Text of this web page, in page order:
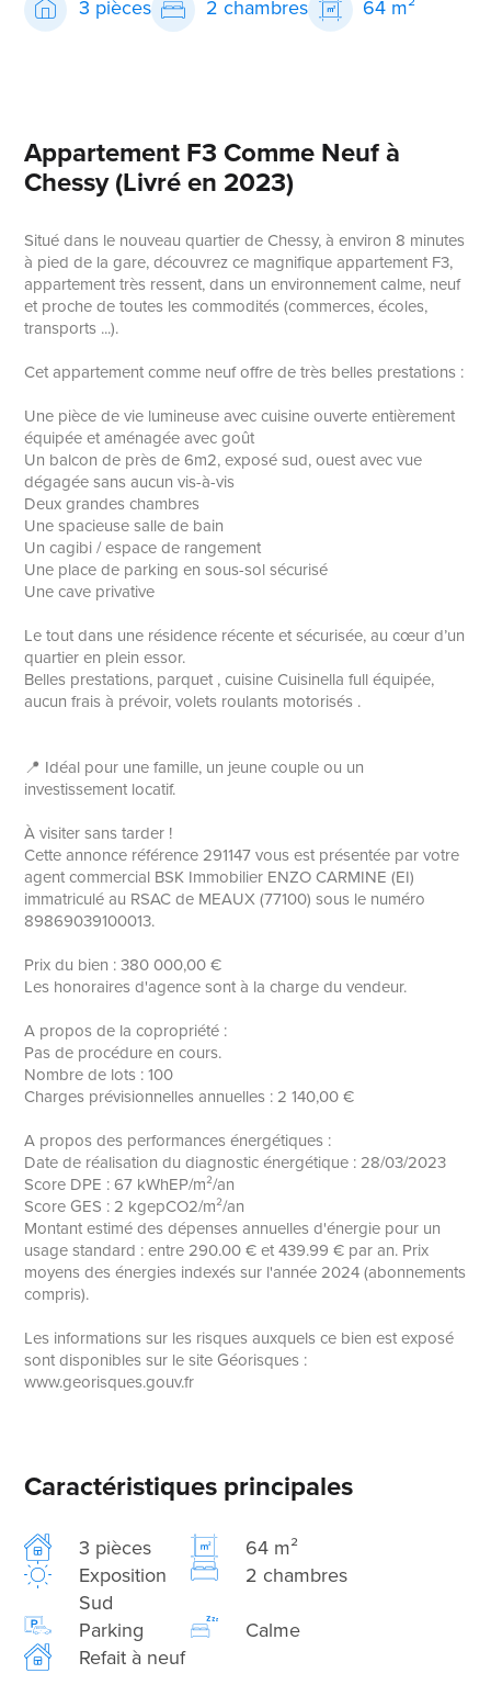
3 pièces 2 chambres 64 m²
Appartement F3 Comme Neuf à
Chessy (Livré en 2023)
Situé dans le nouveau quartier de Chessy, à environ 8 minutes
à pied de la gare, découvrez ce magnifique appartement F3,
appartement très ressent, dans un environnement calme, neuf
et proche de toutes les commodités (commerces, écoles,
transports ...).
Cet appartement comme neuf offre de très belles prestations :
Une pièce de vie lumineuse avec cuisine ouverte entièrement
équipée et aménagée avec goût
Un balcon de près de 6m2, exposé sud, ouest avec vue
dégagée sans aucun vis-à-vis
Deux grandes chambres
Une spacieuse salle de bain
Un cagibi / espace de rangement
Une place de parking en sous-sol sécurisé
Une cave privative
Le tout dans une résidence récente et sécurisée, au cœur d’un
quartier en plein essor.
Belles prestations, parquet , cuisine Cuisinella full équipée,
aucun frais à prévoir, volets roulants motorisés .
📍 Idéal pour une famille, un jeune couple ou un
investissement locatif.
À visiter sans tarder !
Cette annonce référence 291147 vous est présentée par votre
agent commercial BSK Immobilier ENZO CARMINE (EI)
immatriculé au RSAC de MEAUX (77100) sous le numéro
89869039100013.
Prix du bien : 380 000,00 €
Les honoraires d'agence sont à la charge du vendeur.
A propos de la copropriété :
Pas de procédure en cours.
Nombre de lots : 100
Charges prévisionnelles annuelles : 2 140,00 €
A propos des performances énergétiques :
Date de réalisation du diagnostic énergétique : 28/03/2023
Score DPE : 67 kWhEP/m²/an
Score GES : 2 kgepCO2/m²/an
Montant estimé des dépenses annuelles d'énergie pour un
usage standard : entre 290.00 € et 439.99 € par an. Prix
moyens des énergies indexés sur l'année 2024 (abonnements
compris).
Les informations sur les risques auxquels ce bien est exposé
sont disponibles sur le site Géorisques :
www.georisques.gouv.fr
Caractéristiques principales
3 pièces
64 m²
Exposition
Sud
2 chambres
Parking
Calme
Refait à neuf